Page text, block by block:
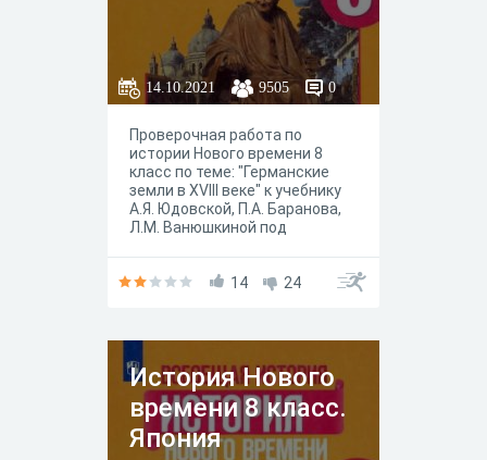
14.10.2021 9505 0
Проверочная работа по
истории Нового времени 8
класс по теме: "Германские
земли в XVIII веке" к учебнику
А.Я. Юдовской, П.А. Баранова,
Л.М. Ванюшкиной под
год.
14 24
История Нового
времени 8 класс.
Япония